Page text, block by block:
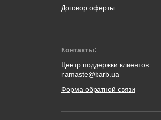
Договор оферты
Контакты:
Центр поддержки клиентов:
namaste@barb.ua
Форма обратной связи